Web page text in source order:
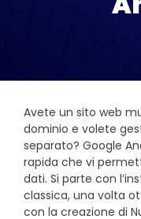
Avete un sito web
dominio e volete
separato? Google
rapida che vi
dati. Si parte con
classica, una volta
con la creazione di